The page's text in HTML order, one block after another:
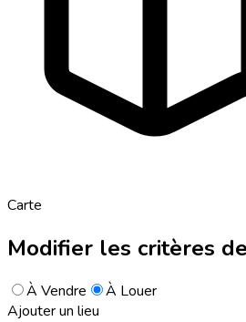
Carte
Modifier les critères
À Vendre
À Louer
Ajouter un lieu